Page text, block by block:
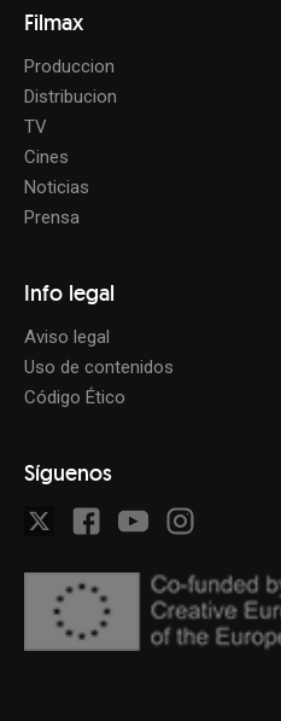
Filmax
Produccion
Distribucion
TV
Cines
Noticias
Prensa
Info legal
Aviso legal
Uso de contenidos
Código Ético
Síguenos